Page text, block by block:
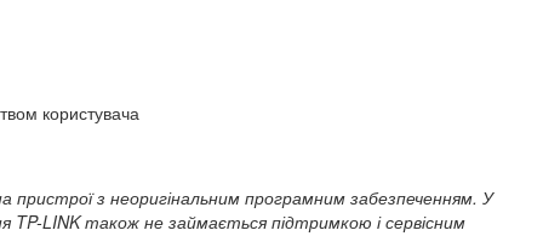
користувача
пристрої з неоригінальним програмним забезпеченням. У
TP-LINK також не займається підтримкою і сервісним